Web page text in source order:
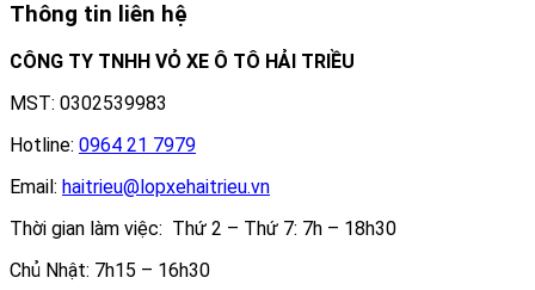
Thông tin liên hệ
CÔNG TY TNHH VỎ XE Ô TÔ HẢI TRIỀU
MST: 0302539983
Hotline: 0964 21 7979
Email: haitrieu@lopxehaitrieu.vn
Thời gian làm việc: Thứ 2 – Thứ 7: 7h – 18h30
Chủ Nhật: 7h15 – 16h30